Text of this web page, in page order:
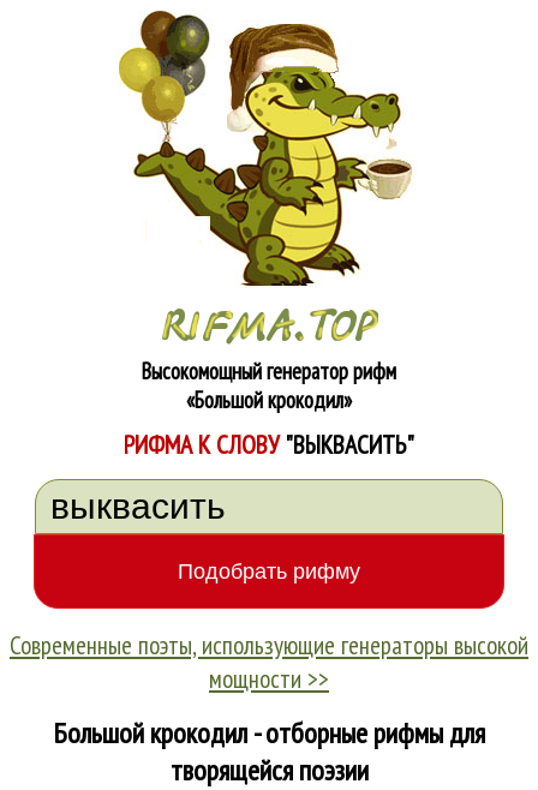
Высокомощный генератор рифм
«Большой крокодил»
РИФМА К СЛОВУ"ВЫКВАСИТЬ"
Современные поэты, использующие генераторы высокой
мощности >>
Большой крокодил - отборные рифмы для
творящейся поэзии